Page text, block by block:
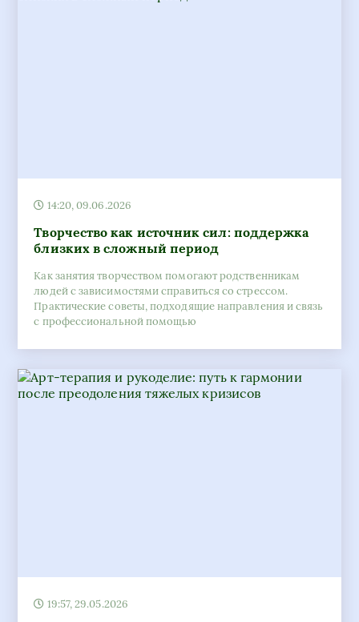
14:20, 09.06.2026
Творчество как источник сил: поддержка
близких в сложный период
Как занятия творчеством помогают родственникам
людей с зависимостями справиться со стрессом.
Практические советы, подходящие направления и связь
с профессиональной помощью
19:57, 29.05.2026